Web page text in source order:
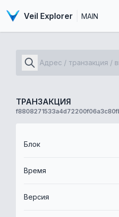
Veil Explorer MAIN
ТРАНЗАКЦИЯ
Блок
Время
Версия